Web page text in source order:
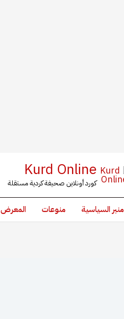
Kurd Online
كورد أونلاين صحيفة كردية مستقلة
منبر السياسية منوعات المعرض